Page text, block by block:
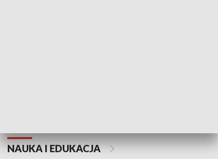
NAUKA I EDUKACJA